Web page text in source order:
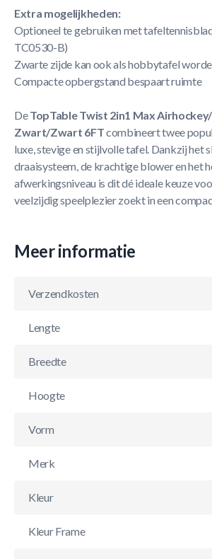
Extra mogelijkheden:
Optioneel te gebruiken met
TC0530-B)
Zwarte zijde kan ook als hobbytafel
Compacte opbergstand bespaart ruimte
DeTopTable Twist 2in1 Max
Zwart/Zwart 6FTcombineert twee
luxe, stevige en stijlvolle tafel. Dankzij het
draaisysteem, de krachtige blower en het
afwerkingsniveau is dit dé ideale keuze
veelzijdig speelplezier zoekt in een
Meer informatie
Verzendkosten
Lengte
Breedte
Hoogte
Vorm
Merk
Kleur
Kleur Frame